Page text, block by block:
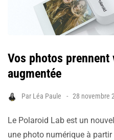
Vos photos prennent
augmentée
Par Léa Paule 28 novembre
Le Polaroid Lab est un
une photo numérique à partir